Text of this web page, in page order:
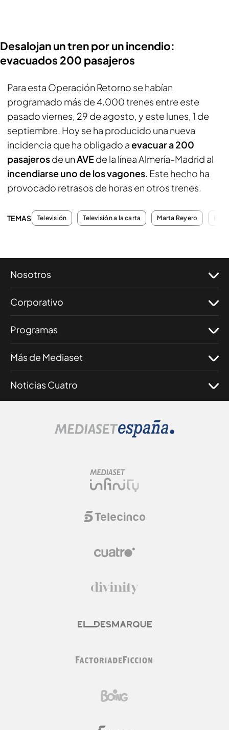
Desalojan un tren por un incendio:
evacuados 200 pasajeros
Para esta Operación Retorno se habían
programado más de 4.000 trenes entre este
pasado viernes, 29 de agosto, y este lunes, 1 de
septiembre. Hoy se ha producido una nueva
incidencia que ha obligado aevacuar a 200
pasajerosde unAVEde la línea Almería-Madrid al
incendiarse uno de losvagones. Este hecho ha
provocado retrasos de horas en otros trenes.
TEMAS Televisión Televisión a la carta Marta Reyero
Nosotros
Corporativo
Programas
Más de Mediaset
Noticias Cuatro